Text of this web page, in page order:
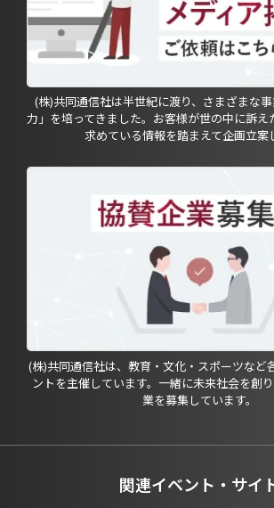
(株)共同通信社は半世紀に渡り、さまざまな
力」を培ってきました。お客様が世の中に訴え
求めている情報を踏まえて企画立案
(株)共同通信社は、教育・文化・スポーツなど
ントを主催しています。一緒に未来社会を創
業を募集しています。
関連イベント・サイ